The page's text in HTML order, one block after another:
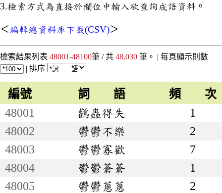
3.檢索方式為直接於欄位中輸入欲查詢成語資料。
＜編輯總資料庫下載(CSV)＞
檢索結果列表 48001-48100筆 / 共 48,030 筆。 | 每頁顯示則數
| 排序
編號 詞 語
頻 次
48001
鸛蟲得失
1
48002
鬱鬱不樂
2
48003
鬱鬱寡歡
7
48004
鬱鬱蒼蒼
1
48005
鬱鬱蔥蔥
2